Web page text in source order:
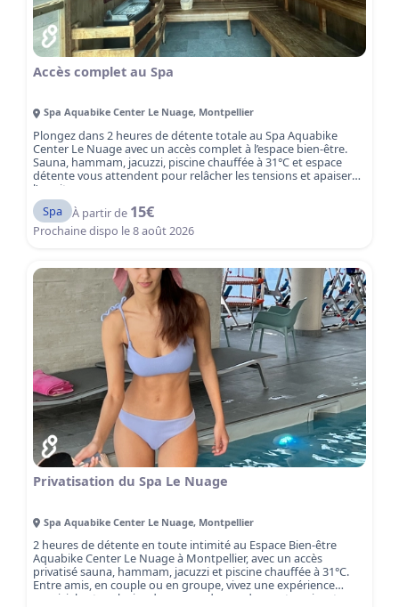
Accès complet au Spa
Spa Aquabike Center Le Nuage, Montpellier
Plongez dans 2 heures de détente totale au Spa Aquabike
Center Le Nuage avec un accès complet à l’espace bien-être.
Sauna, hammam, jacuzzi, piscine chauffée à 31°C et espace
détente vous attendent pour relâcher les tensions et apaiser
l’esprit.
Spa
À partir de 15€
Prochaine dispo le8 août 2026
Privatisation du Spa Le Nuage
Spa Aquabike Center Le Nuage, Montpellier
2 heures de détente en toute intimité au Espace Bien-être
Aquabike Center Le Nuage à Montpellier, avec un accès
privatisé sauna, hammam, jacuzzi et piscine chauffée à 31°C.
Entre amis, en couple ou en groupe, vivez une expérience
conviviale et exclusive dans un cadre moderne et apaisant.